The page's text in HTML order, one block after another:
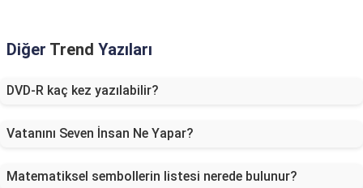
Diğer Trend Yazıları
DVD-R kaç kez yazılabilir?
Vatanını Seven İnsan Ne Yapar?
Matematiksel sembollerin listesi nerede bulunur?